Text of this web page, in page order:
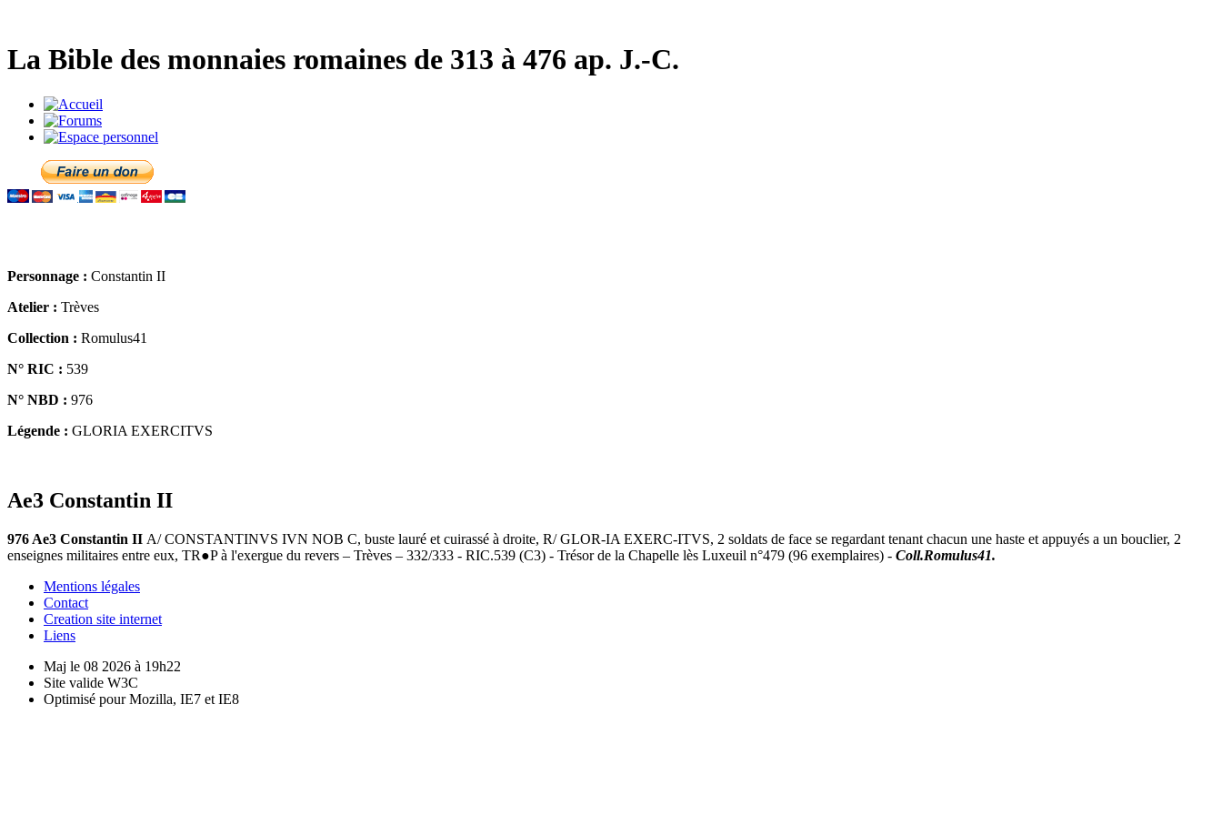
La Bible des monnaies romaines de 313 à 476 ap. J.-C.
Personnage : Constantin II
Atelier : Trèves
Collection : Romulus41
N° RIC : 539
N° NBD : 976
Légende : GLORIA EXERCITVS
Ae3 Constantin II
976 Ae3 Constantin II A/ CONSTANTINVS IVN NOB C, buste lauré et cuirassé à droite, R/ GLOR-IA EXERC-ITVS, 2 soldats de face se regardant tenant chacun une haste et appuyés a un bouclier, 2
enseignes militaires entre eux, TR●P à l'exergue du revers – Trèves – 332/333 - RIC.539 (C3) - Trésor de la Chapelle lès Luxeuil n°479 (96 exemplaires) - Coll.Romulus41.
Mentions légales
Contact
Creation site internet
Liens
Maj le 08 2026 à 19h22
Site valide W3C
Optimisé pour Mozilla, IE7 et IE8